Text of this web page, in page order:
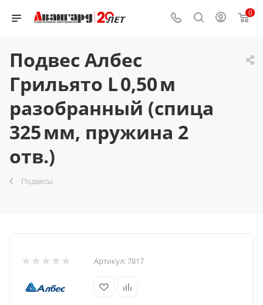
0
Подвес Албес
Грильято L 0,50 м
разобранный (спица
325 мм, пружина 2
отв.)
Подвесы
Артикул:7817